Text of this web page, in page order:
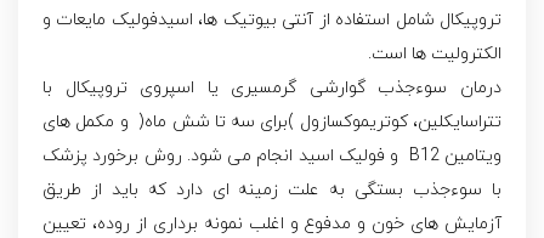
تروپیکال شامل استفاده از آنتی بیوتیک ها، اسیدفولیک مایعات و
الکترولیت ها است.
درمان سوءجذب گوارشی گرمسیری یا اسپروی تروپیکال با
تتراسايکلين، كوتريموكسازول )برای سه تا شش ماه( و مکمل های
ويتامين B12 و فولیک اسید انجام می شود. روش برخورد پزشک
با سوءجذب بستگى به علت زمينه اى دارد كه بايد از طريق
آزمايش هاى خون و مدفوع و اغلب نمونه بردارى از روده، تعيين